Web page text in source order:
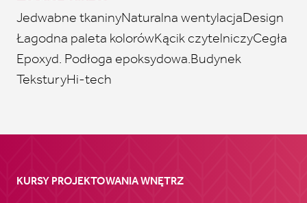
Jedwabne tkaninyNaturalna wentylacjaDesign
Łagodna paleta kolorówKącik czytelniczyCegła
Epoxyd. Podłoga epoksydowa.Budynek
TeksturyHi-tech
KURSY PROJEKTOWANIA WNĘTRZ